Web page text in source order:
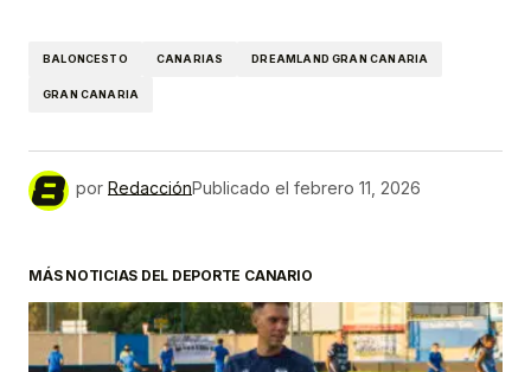
BALONCESTO CANARIAS DREAMLAND GRAN CANARIA
GRAN CANARIA
por RedacciónPublicado el febrero 11, 2026
MÁS NOTICIAS DEL DEPORTE CANARIO